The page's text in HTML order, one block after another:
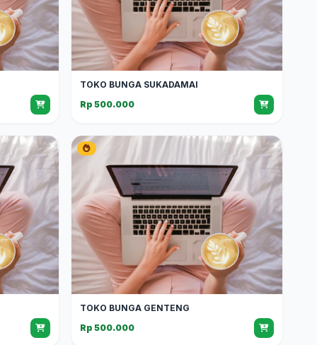
TOKO BUNGA SUKADAMAI
Rp 500.000
TOKO BUNGA GENTENG
Rp 500.000